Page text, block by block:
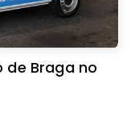
Braga no